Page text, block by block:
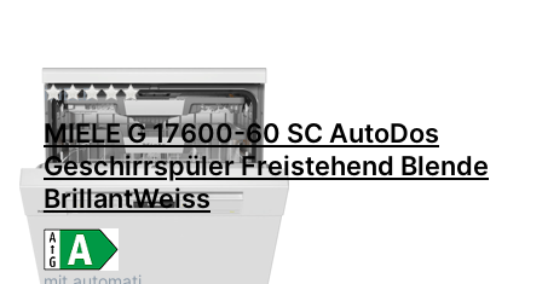
MIELE Zu diesem Produkt liegen noch keine
MIELE G 17600-60 SC AutoDos
Geschirrspüler Freistehend Blende
BrillantWeiss